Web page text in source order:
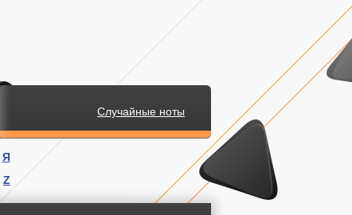
Случайные ноты
.
Я
Z